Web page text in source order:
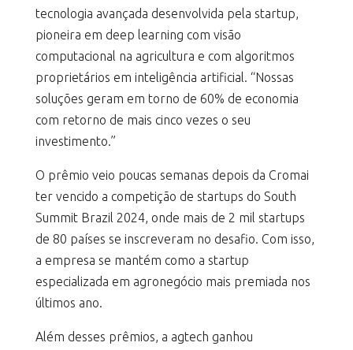
tecnologia avançada desenvolvida pela startup,
pioneira em deep learning com visão
computacional na agricultura e com algoritmos
proprietários em inteligência artificial. “Nossas
soluções geram em torno de 60% de economia
com retorno de mais cinco vezes o seu
investimento.”
O prêmio veio poucas semanas depois da Cromai
ter vencido a competição de startups do South
Summit Brazil 2024, onde mais de 2 mil startups
de 80 países se inscreveram no desafio. Com isso,
a empresa se mantém como a startup
especializada em agronegócio mais premiada nos
últimos ano.
Além desses prêmios, a agtech ganhou